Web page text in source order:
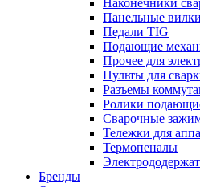
Наконечники
Панельные
Педали TIG
Подающие
Прочее для
Пульты для
Разъемы
Ролики
Сварочные
Тележки для
Термопеналы
Бренды